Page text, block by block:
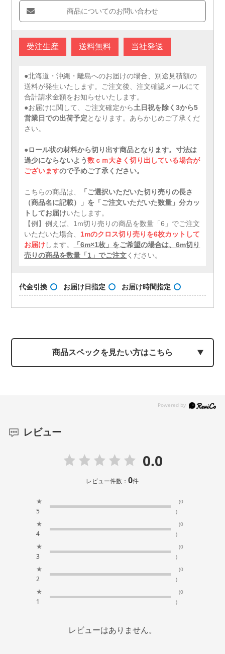
商品についてのお問い合わせ
受注生産 送料無料 当社発送
●北海道・沖縄・離島へのお届けの場合、別途見積額の
送料が発生いたします。ご注文後、注文確認メールにて
合計請求金額をお知らせいたします。
●お届けに関して、ご注文確定から土日祝を除く3から5
営業日での出荷予定となります。あらかじめご了承くだ
さい。
●ロール状の材料から切り出す商品となります。寸法は
過少にならないよう数ｃｍ大きく切り出している場合が
ございますので予めご了承ください。
こちらの商品は、
「ご選択いただいた切り売りの長さ
（商品名に記載）」を「ご注文いただいた数量」分カッ
トしてお届けいたします。
【例】例えば、1m切り売りの商品を数量「6」でご注文
いただいた場合、 1mのクロス切り売りを6枚カットして
お届けします。
「6m×1枚」をご希望の場合は、6m切り
売りの商品を数量「1」でご注文ください。
代金引換 お届け日指定 お届け時間指定
商品スペックを見たい方はこちら
レビュー
0.0
レビュー件数：0件
★
5
(0
)
★
4
(0
)
★
3
(0
)
★
2
(0
)
★
1
(0
)
レビューはありません。